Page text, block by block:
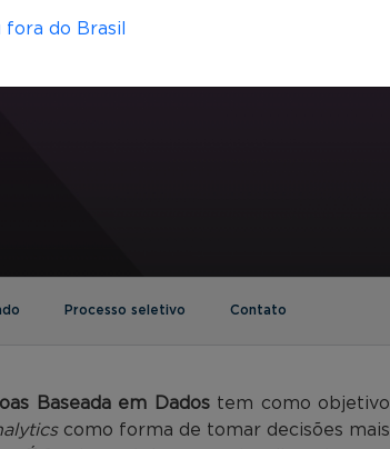
Processo seletivo Contato
Baseada em Dadostem como objetivo
como forma de tomar decisões mais
fora do Brasil